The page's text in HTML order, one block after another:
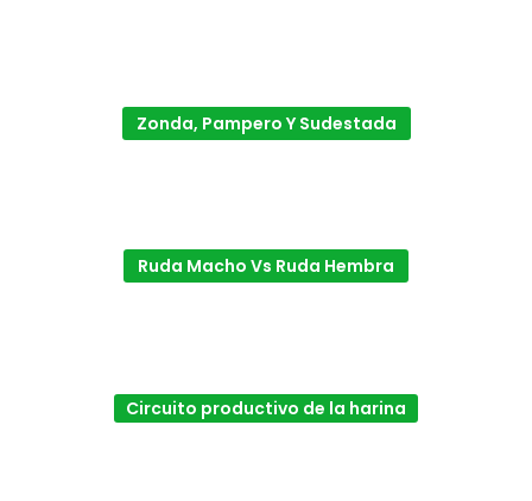
Zonda, Pampero Y Sudestada
Ruda Macho Vs Ruda Hembra
Circuito productivo de la harina